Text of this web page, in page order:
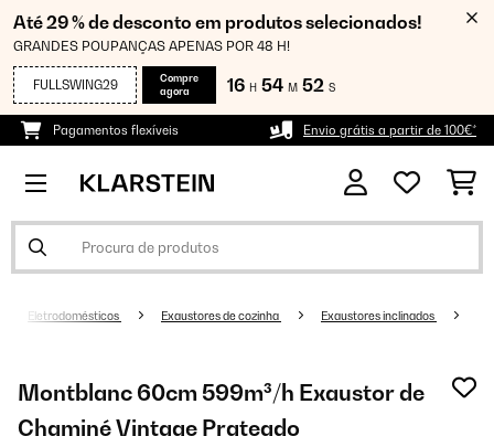
Até 29 % de desconto em produtos selecionados!
GRANDES POUPANÇAS APENAS POR 48 H!
FULLSWING29
Compre
agora
16 H 54 M 52 S
Pagamentos flexíveis Envio grátis a partir de 100€*
Eletrodomésticos Exaustores de cozinha Exaustores inclinados
Montblanc 60cm 599m³/h Exaustor de
Chaminé Vintage Prateado